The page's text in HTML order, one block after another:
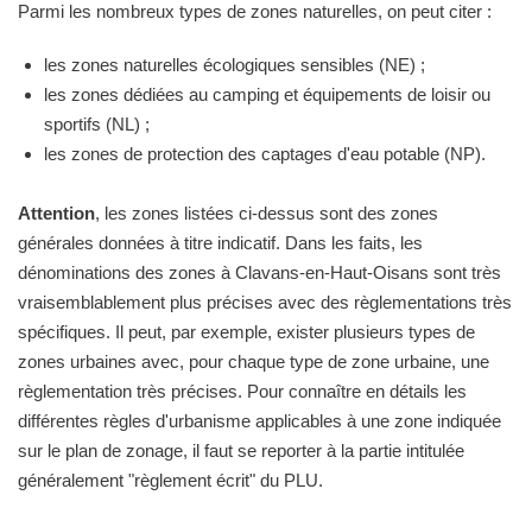
Parmi les nombreux types de zones naturelles, on peut citer :
les zones naturelles écologiques sensibles (NE) ;
les zones dédiées au camping et équipements de loisir ou
sportifs (NL) ;
les zones de protection des captages d'eau potable (NP).
Attention, les zones listées ci-dessus sont des zones
générales données à titre indicatif. Dans les faits, les
dénominations des zones à Clavans-en-Haut-Oisans sont très
vraisemblablement plus précises avec des règlementations très
spécifiques. Il peut, par exemple, exister plusieurs types de
zones urbaines avec, pour chaque type de zone urbaine, une
règlementation très précises. Pour connaître en détails les
différentes règles d'urbanisme applicables à une zone indiquée
sur le plan de zonage, il faut se reporter à la partie intitulée
généralement "règlement écrit" du PLU.